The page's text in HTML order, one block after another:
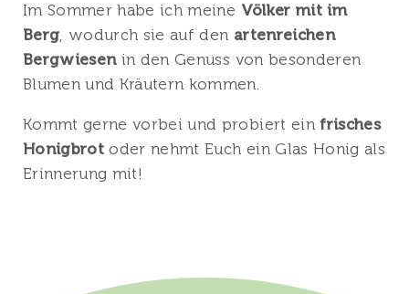
Im Sommer habe ich meine Völker mit im
Berg, wodurch sie auf den artenreichen
Bergwiesenin den Genuss von besonderen
Blumen und Kräutern kommen.
Kommt gerne vorbei und probiert ein frisches
Honigbrot oder nehmt Euch ein Glas Honig als
Erinnerung mit!